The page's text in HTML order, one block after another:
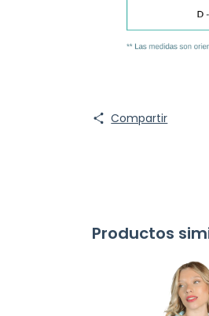
Compartir
Productos